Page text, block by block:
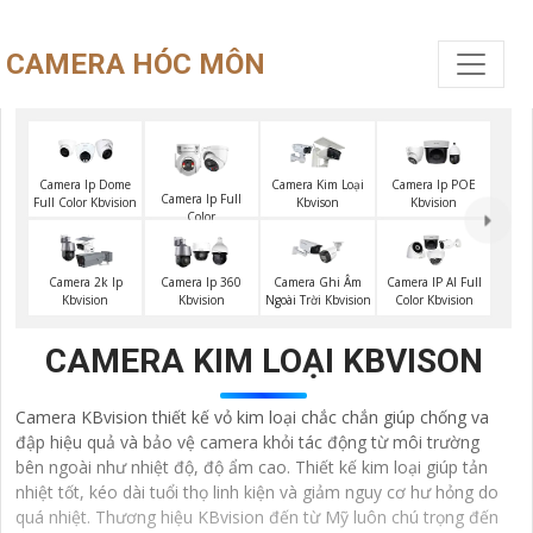
CAMERA HÓC MÔN
Camera Ip Dome
Full Color Kbvision
Camera Ip Full
Color
Camera Kim Loại
Kbvison
Camera Ip POE
Kbvision
Camera 2k Ip
Kbvision
Camera Ip 360
Kbvision
Camera Ghi Âm
Ngoài Trời Kbvision
Camera IP AI Full
Color Kbvision
CAMERA KIM LOẠI KBVISON
Camera KBvision thiết kế vỏ kim loại chắc chắn giúp chống va
đập hiệu quả và bảo vệ camera khỏi tác động từ môi trường
bên ngoài như nhiệt độ, độ ẩm cao. Thiết kế kim loại giúp tản
nhiệt tốt, kéo dài tuổi thọ linh kiện và giảm nguy cơ hư hỏng do
quá nhiệt. Thương hiệu KBvision đến từ Mỹ luôn chú trọng đến